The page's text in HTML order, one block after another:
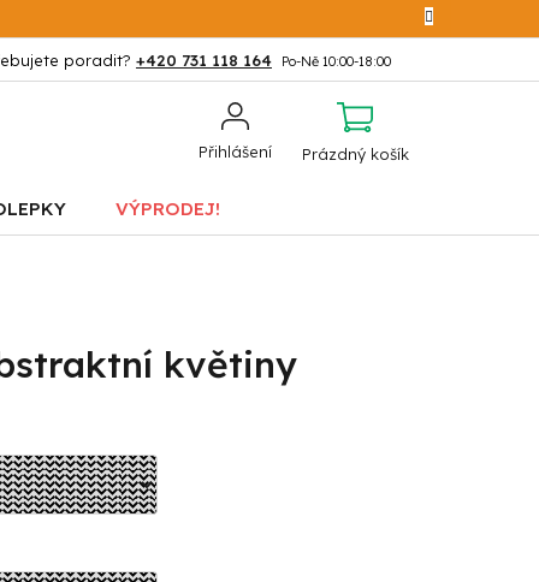
+420 731 118 164
Přihlášení
NÁKUPNÍ
Prázdný košík
VÝPRODEJ!
květiny